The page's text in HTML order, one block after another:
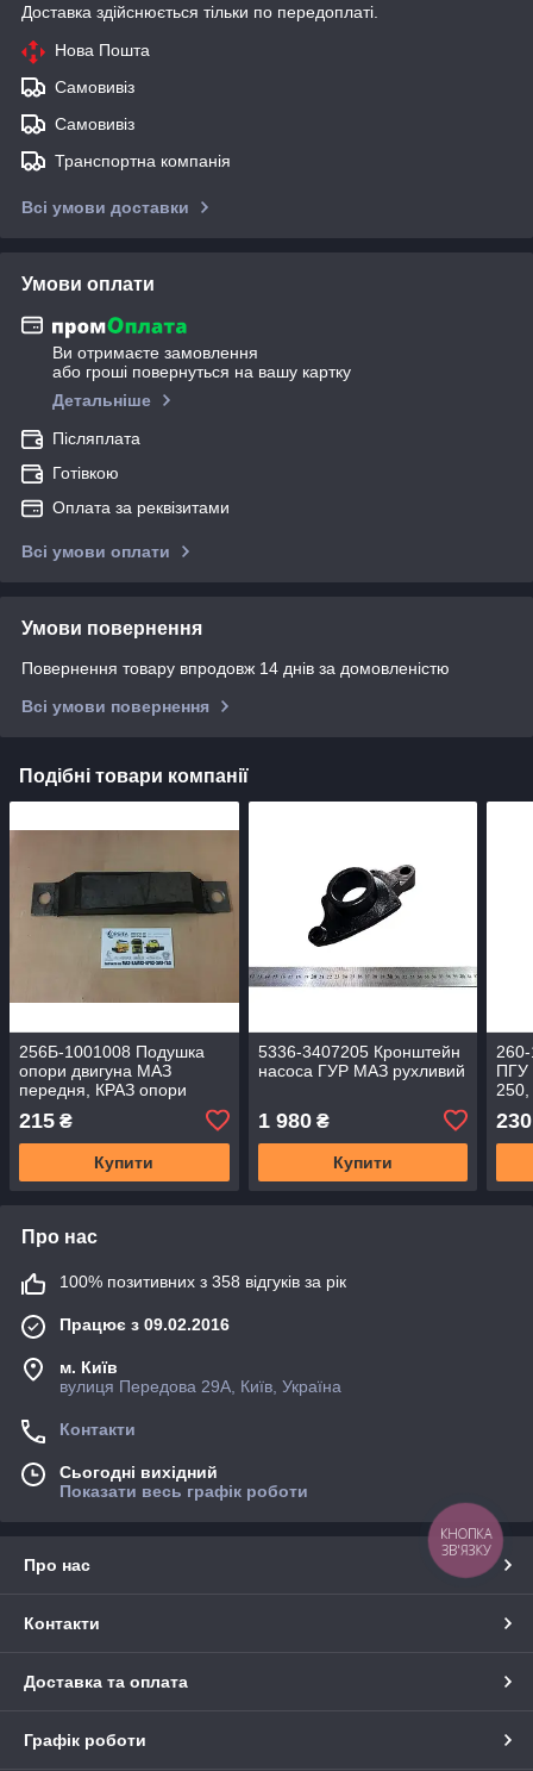
Доставка здійснюється тільки по передоплаті.
Нова Пошта
Самовивіз
Самовивіз
Транспортна компанія
Всі умови доставки
Умови оплати
Ви отримаєте замовлення
або гроші повернуться на вашу картку
Детальніше
Післяплата
Готівкою
Оплата за реквізитами
Всі умови оплати
Умови повернення
Повернення товару впродовж 14 днів за домовленістю
Всі умови повернення
Подібні товари компанії
256Б-1001008 Подушка
опори двигуна МАЗ
передня, КРАЗ опори
504В-1001020
215 ₴
Купити
5336-3407205 Кронштейн
насоса ГУР МАЗ рухливий
1 980₴
Купити
ПГУ
250,
230
Про нас
100% позитивних з 358 відгуків за рік
Працює з 09.02.2016
м. Київ
вулиця Передова 29А, Київ, Україна
Контакти
Сьогодні вихідний
Показати весь графік роботи
Про нас
Контакти
Доставка та оплата
Графік роботи